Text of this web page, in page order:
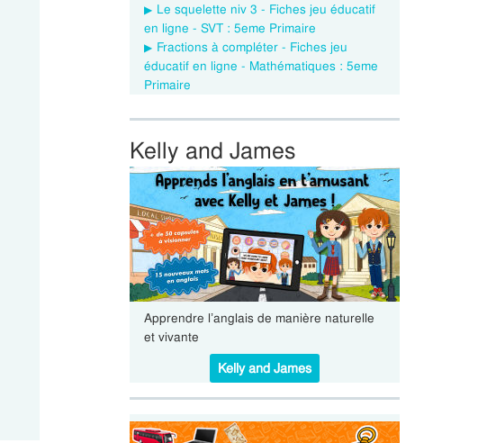
Le squelette niv 3 - Fiches jeu éducatif
en ligne - SVT : 5eme Primaire
Fractions à compléter - Fiches jeu
éducatif en ligne - Mathématiques : 5eme
Primaire
Kelly and James
Apprendre l’anglais de manière naturelle
et vivante
Kelly and James